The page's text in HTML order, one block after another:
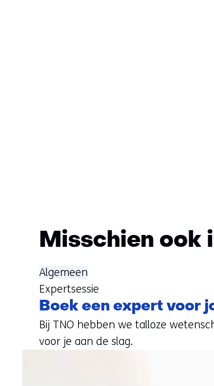
Misschien ook
Boek een expert voor
Bij TNO hebben we talloze
voor je aan de slag.
Algemeen
Expertsessie